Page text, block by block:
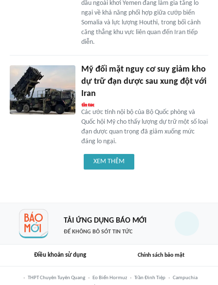
dầu ngoài khơi Yemen đang làm gia tăng lo
ngại về khả năng phối hợp giữa cướp biển
Somalia và lực lượng Houthi, trong bối cảnh
căng thẳng khu vực liên quan đến Iran tiếp
diễn.
Mỹ đối mặt nguy cơ suy giảm kho
dự trữ đạn dược sau xung đột với
Iran
Các ước tính nội bộ của Bộ Quốc phòng và
Quốc hội Mỹ cho thấy lượng dự trữ một số loại
đạn dược quan trọng đã giảm xuống mức
đáng lo ngại.
XEM THÊM
TẢI ỨNG DỤNG BÁO MỚI
ĐỂ KHÔNG BỎ SÓT TIN TỨC
Điều khoản sử dụng Chính sách bảo mật
THPT Chuyên Tuyên Quang Eo Biển Hormuz Trần Đình Tiệp
Campuchia